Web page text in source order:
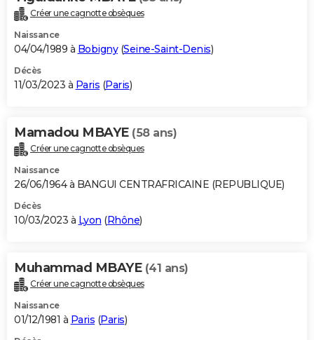
Créer une cagnotte obsèques
Naissance
04/04/1989 à Bobigny(Seine-Saint-Denis)
Décès
11/03/2023 à Paris (Paris)
Mamadou MBAYE (58 ans)
Créer une cagnotte obsèques
Naissance
26/06/1964 à BANGUI CENTRAFRICAINE (REPUBLIQUE)
Décès
10/03/2023 à Lyon (Rhône)
Muhammad MBAYE (41 ans)
Créer une cagnotte obsèques
Naissance
01/12/1981 à Paris (Paris)